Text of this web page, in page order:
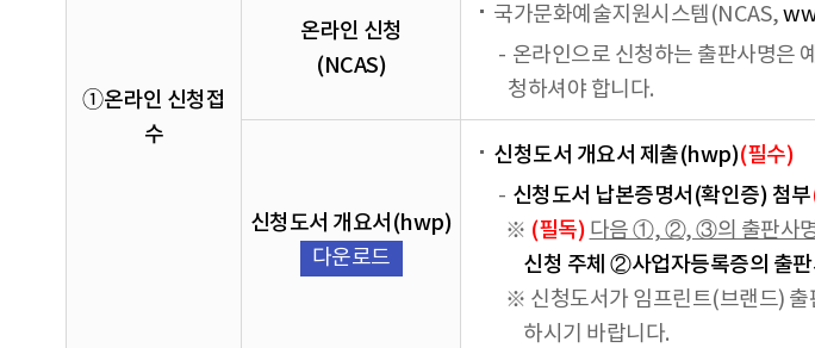
➀온라인 신청접
수
온라인 신청
(NCAS)
국가문화예술지원시스템(NCAS,
온라인으로 신청하는 출판사명은
청하셔야 합니다.
신청도서 개요서(hwp)
다운로드
신청도서 개요서 제출(hwp)(필수)
신청도서 납본증명서(확인증) 첨부
※ (필독) 다음 ①, ②, ③의 출판사명
신청 주체 ②사업자등록증의 출
※ 신청도서가 임프린트(브랜드) 출
하시기 바랍니다.